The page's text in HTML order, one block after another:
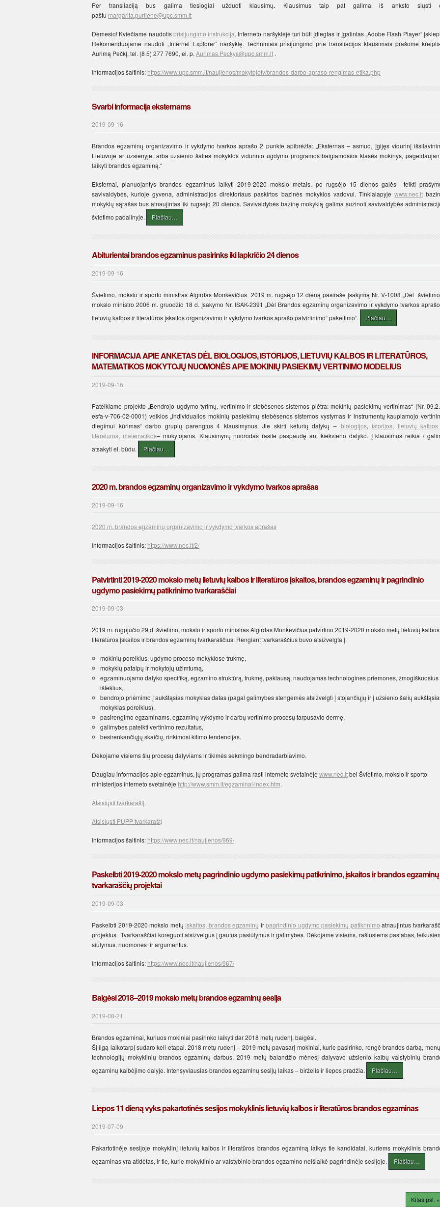
Per transliaciją bus galima tiesiogiai užduoti klausimų. Klausimus taip pat galima iš anksto siųsti
paštu margarita.purliene@upc.smm.lt
Dėmesio! Kviečiame naudotisprisijungimo instrukcija. Interneto naršyklėje turi būti įdiegtas ir įgalintas „Adobe Flash Player“
Rekomenduojame naudoti „Internet Explorer“ naršyklę. Techniniais prisijungimo prie transliacijos klausimais prašome
Aurimą Pečkį, tel. (8 5) 277 7690, el. p. Aurimas.Peckys@upc.smm.lt .
Informacijos šaltinis: https://www.upc.smm.lt/naujienos/mokytojotv/brandos-darbo-apraso-rengimas-etika.php
Svarbi informacija eksternams
2019-09-16
Brandos egzaminų organizavimo ir vykdymo tvarkos aprašo 2 punkte apibrėžta: „Eksternas – asmuo, įgijęs vidurinį
Lietuvoje ar užsienyje, arba užsienio šalies mokyklos vidurinio ugdymo programos baigiamosios klasės mokinys,
laikyti brandos egzaminą.“
Eksternai, planuojantys brandos egzaminus laikyti 2019-2020 mokslo metais, po rugsėjo 15 dienos galės teikti
savivaldybės, kurioje gyvena, administracijos direktoriaus paskirtos bazinės mokyklos vadovui. Tinklalapyje www.nec.lt
mokyklų sąrašas bus atnaujintas iki rugsėjo 20 dienos. Savivaldybės bazinę mokyklą galima sužinoti savivaldybės
švietimo padalinyje.
Plačiau…
Abiturientai brandos egzaminus pasirinks iki lapkričio 24 dienos
2019-09-16
Švietimo, mokslo ir sporto ministras Algirdas Monkevičius 2019 m. rugsėjo 12 dieną pasirašė įsakymą Nr. V-1008 „Dėl
mokslo ministro 2006 m. gruodžio 18 d. įsakymo Nr. ISAK-2391 „Dėl Brandos egzaminų organizavimo ir vykdymo tvarkos
lietuvių kalbos ir literatūros įskaitos organizavimo ir vykdymo tvarkos aprašo patvirtinimo“ pakeitimo“.
Plačiau…
INFORMACIJA APIE ANKETAS DĖL BIOLOGIJOS, ISTORIJOS, LIETUVIŲ KALBOS IR LITERATŪROS,
MATEMATIKOS MOKYTOJŲ NUOMONĖS APIE MOKINIŲ PASIEKIMŲ VERTINIMO MODELIUS
2019-09-16
Pateikiame projekto „Bendrojo ugdymo tyrimų, vertinimo ir stebėsenos sistemos plėtra: mokinių pasiekimų vertinimas“ (Nr.
esfa-v-706-02-0001) veiklos „Individualios mokinių pasiekimų stebėsenos sistemos vystymas ir instrumentų kaupiamojo
diegimui kūrimas“ darbo grupių parengtus 4 klausimynus. Jie skirti keturių dalykų – biologijos,istorijos, lietuvių
literatūros, matematikos– mokytojams. Klausimynų nuorodas rasite paspaudę ant kiekvieno dalyko. Į klausimus reikia /
atsakyti el. būdu.
Plačiau…
2020 m. brandos egzaminų organizavimo ir vykdymo tvarkos aprašas
2019-09-16
2020 m. brandos egzaminų organizavimo ir vykdymo tvarkos aprašas
Informacijos šaltinis: https://www.nec.lt/2/
Patvirtinti 2019-2020 mokslo metų lietuvių kalbos ir literatūros įskaitos, brandos egzaminų ir pagrindinio
ugdymo pasiekimų patikrinimo tvarkaraščiai
2019-09-03
2019 m. rugpjūčio 29 d. švietimo, mokslo ir sporto ministras Algirdas Monkevičius patvirtino 2019-2020 mokslo metų lietuvių
literatūros įskaitos ir brandos egzaminų tvarkaraščius. Rengiant tvarkaraščius buvo atsižvelgta į:
mokinių poreikius, ugdymo proceso mokyklose trukmę,
mokyklų patalpų ir mokytojų užimtumą,
egzaminuojamo dalyko specifiką, egzamino struktūrą, trukmę, paklausą, naudojamas technologines priemones, žmogiškuosius
išteklius,
bendrojo priėmimo į aukštąsias mokyklas datas (pagal galimybes stengėmės atsižvelgti į stojančiųjų ir į užsienio šalių
mokyklas poreikius),
pasirengimo egzaminams, egzaminų vykdymo ir darbų vertinimo procesų tarpusavio dermę,
galimybes pateikti vertinimo rezultatus,
besirenkančiųjų skaičių, rinkimosi kitimo tendencijas.
Dėkojame visiems šių procesų dalyviams ir tikimės sėkmingo bendradarbiavimo.
Daugiau informacijos apie egzaminus, jų programas galima rasti interneto svetainėje www.nec.ltbei Švietimo, mokslo ir sporto
ministerijos interneto svetainėje http://www.smm.lt/egzaminai/index.htm.
Atsisiųsti tvarkaraštį.
Atsisiųsti PUPP tvarkaraštį
Informacijos šaltinis: https://www.nec.lt/naujienos/969/
Paskelbti 2019-2020 mokslo metų pagrindinio ugdymo pasiekimų patikrinimo, įskaitos ir brandos egzaminų
tvarkaraščių projektai
2019-09-03
Paskelbti 2019-2020 mokslo metų įskaitos, brandos egzaminų irpagrindinio ugdymo pasiekimų patikrinimo atnaujintus
projektus. Tvarkaraščiai koreguoti atsižvelgus į gautus pasiūlymus ir galimybes. Dėkojame visiems, rašiusiems pastabas,
siūlymus, nuomones ir argumentus.
Informacijos šaltinis: https://www.nec.lt/naujienos/967/
Baigėsi 2018–2019 mokslo metų brandos egzaminų sesija
2019-08-21
Brandos egzaminai, kuriuos mokiniai pasirinko laikyti dar 2018 metų rudenį, baigėsi.
Šį ilgą laikotarpį sudaro keli etapai. 2018 metų rudenį – 2019 metų pavasarį mokiniai, kurie pasirinko, rengė brandos darbą,
technologijų mokyklinių brandos egzaminų darbus, 2019 metų balandžio mėnesį dalyvavo užsienio kalbų valstybinių
egzaminų kalbėjimo dalyje. Intensyviausias brandos egzaminų sesijų laikas – birželis ir liepos pradžia.
Plačiau…
Liepos 11 dieną vyks pakartotinės sesijos mokyklinis lietuvių kalbos ir literatūros brandos egzaminas
2019-07-09
Pakartotinėje sesijoje mokyklinį lietuvių kalbos ir literatūros brandos egzaminą laikys tie kandidatai, kuriems mokyklinis
egzaminas yra atidėtas, ir tie, kurie mokyklinio ar valstybinio brandos egzamino neišlaikė pagrindinėje sesijoje.
Plačiau…
Kitas psl. »